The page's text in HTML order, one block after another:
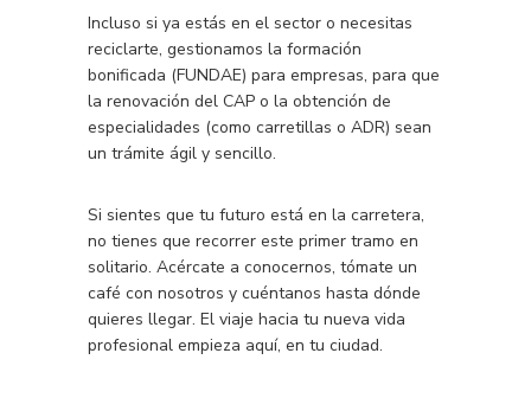
Incluso si ya estás en el sector o necesitas
reciclarte, gestionamos la formación
bonificada (FUNDAE) para empresas, para que
la renovación del CAP o la obtención de
especialidades (como carretillas o ADR) sean
un trámite ágil y sencillo.
Si sientes que tu futuro está en la carretera,
no tienes que recorrer este primer tramo en
solitario. Acércate a conocernos, tómate un
café con nosotros y cuéntanos hasta dónde
quieres llegar. El viaje hacia tu nueva vida
profesional empieza aquí, en tu ciudad.